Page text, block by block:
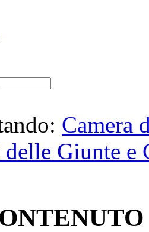
Camera
delle Giunte e